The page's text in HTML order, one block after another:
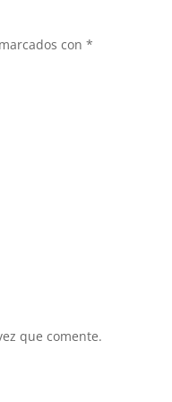
con*
que comente.